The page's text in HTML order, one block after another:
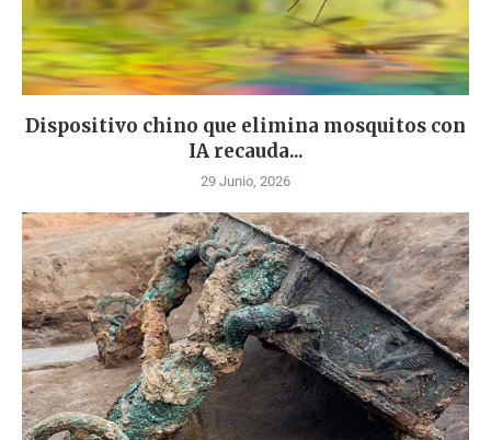
Dispositivo chino que elimina mosquitos con
IA recauda...
29 Junio, 2026